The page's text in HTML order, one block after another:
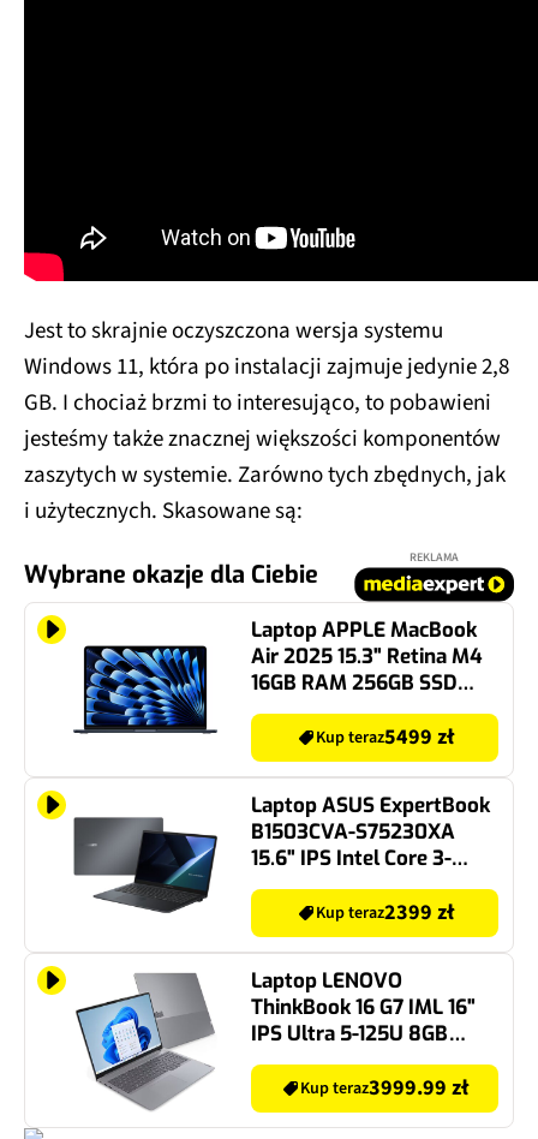
Jest to skrajnie oczyszczona wersja systemu
Windows 11, która po instalacji zajmuje jedynie 2,8
GB. I chociaż brzmi to interesująco, to pobawieni
jesteśmy także znacznej większości komponentów
zaszytych w systemie. Zarówno tych zbędnych, jak
i użytecznych. Skasowane są:
Wybrane okazje dla Ciebie
REKLAMA
Laptop APPLE MacBook
Air 2025 15.3" Retina M4
16GB RAM 256GB SSD
macOS Północ
Kup teraz5499 zł
Laptop ASUS ExpertBook
B1503CVA-S75230XA
15.6" IPS Intel Core 3-
100U 16GB RAM 256GB
SSD Windows 11
Professional
Kup teraz2399 zł
Laptop LENOVO
ThinkBook 16 G7 IML 16"
IPS Ultra 5-125U 8GB
RAM 512GB SSD Windows
11 Professional, Funkcje AI
Kup teraz3999.99 zł